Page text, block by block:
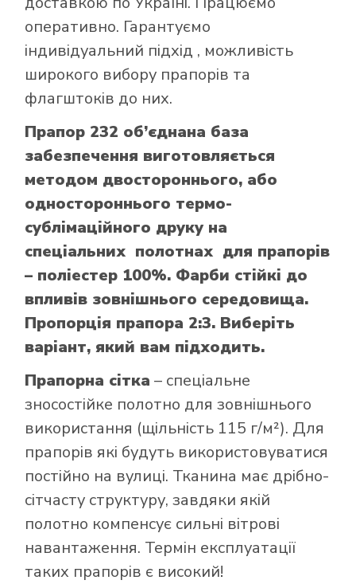
оперативно. Гарантуємо
індивідуальний підхід , можливість
широкого вибору прапорів та
флагштоків до них.
Прапор 232 об’єднана база
забезпечення виготовляється
методом двостороннього, або
одностороннього термо-
сублімаційного друку на
спеціальних полотнах для прапорів
– поліестер 100%. Фарби стійкі до
впливів зовнішнього середовища.
Пропорція прапора 2:3. Виберіть
варіант, який вам підходить.
Прапорна сітка – спеціальне
зносостійке полотно для зовнішнього
використання (щільність 115 г/м²). Для
прапорів які будуть використовуватися
постійно на вулиці. Тканина має дрібно-
сітчасту структуру, завдяки якій
полотно компенсує сильні вітрові
навантаження. Термін експлуатації
таких прапорів є високий!